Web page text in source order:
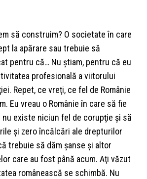
să construim? O societate în care
la apărare sau trebuie să
pentru că… Nu ştiam, pentru că eu
profesională a viitorului
Repet, ce vreţi, ce fel de Românie
Eu vreau o Românie în care să fie
nu existe niciun fel de corupţie şi să
şi zero încălcări ale drepturilor
trebuie să dăm şanse şi altor
care au fost până acum. Aţi văzut
românească se schimbă. Nu